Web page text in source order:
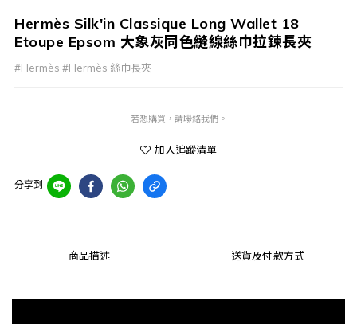
Hermès Silk'in Classique Long Wallet 18
Etoupe Epsom 大象灰同色縫線絲巾拉鍊長夾
#Hermès #Hermès 絲巾長夾
若想購買，請聯絡我們。
加入追蹤清單
分享到
商品描述 送貨及付款方式